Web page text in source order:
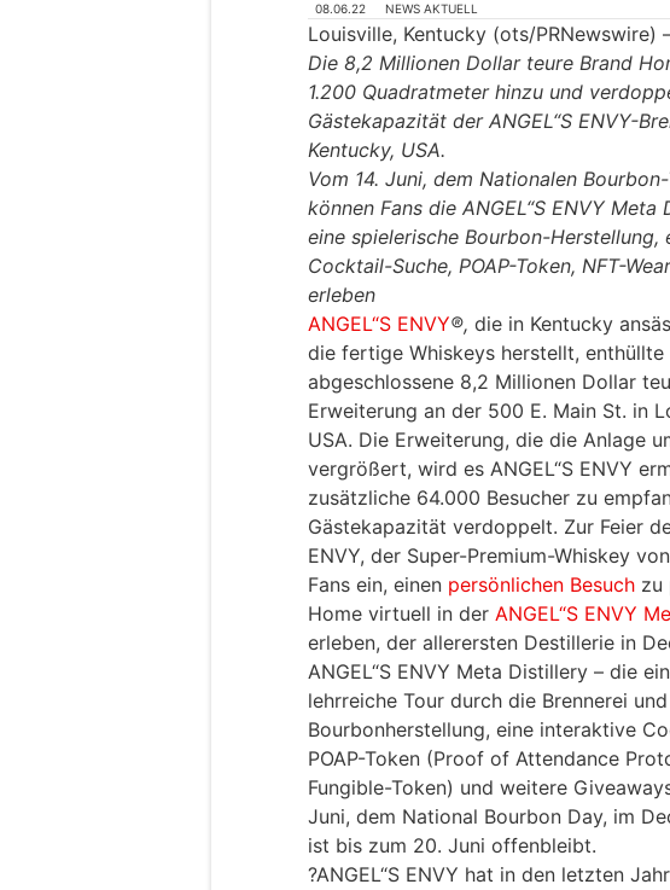
08.06.22 NEWS AKTUELL
Louisville, Kentucky (ots/PRNewswire)
Die 8,2 Millionen Dollar teure Brand
1.200 Quadratmeter hinzu und
Gästekapazität der ANGEL“S ENVY-
Kentucky, USA.
Vom 14. Juni, dem Nationalen
können Fans die ANGEL“S ENVY
eine spielerische Bourbon-Herstellung,
Cocktail-Suche, POAP-Token, NFT-
erleben
ANGEL“S ENVY®, die in Kentucky
die fertige Whiskeys herstellt, enthüllte
abgeschlossene 8,2 Millionen Dollar
Erweiterung an der 500 E. Main St. in
USA. Die Erweiterung, die die Anlage
vergrößert, wird es ANGEL“S ENVY
zusätzliche 64.000 Besucher zu
Gästekapazität verdoppelt. Zur Feier
ENVY, der Super-Premium-Whiskey von
Fans ein, einen persönlichen Besuch zu
Home virtuell in der ANGEL“S ENVY
erleben, der allerersten Destillerie in
ANGEL“S ENVY Meta Distillery – die
lehrreiche Tour durch die Brennerei
Bourbonherstellung, eine interaktive
POAP-Token (Proof of Attendance
Fungible-Token) und weitere
Juni, dem National Bourbon Day, im
ist bis zum 20. Juni offenbleibt.
?ANGEL“S ENVY hat in den letzten